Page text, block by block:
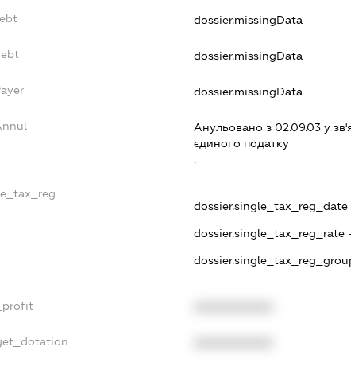
dossier.missingData
dossier.missingData
dossier.missingData
Анульовано з 02.09.03 у
єдиного податку
.
dossier.single_tax_reg_date -
dossier.single_tax_reg_rate